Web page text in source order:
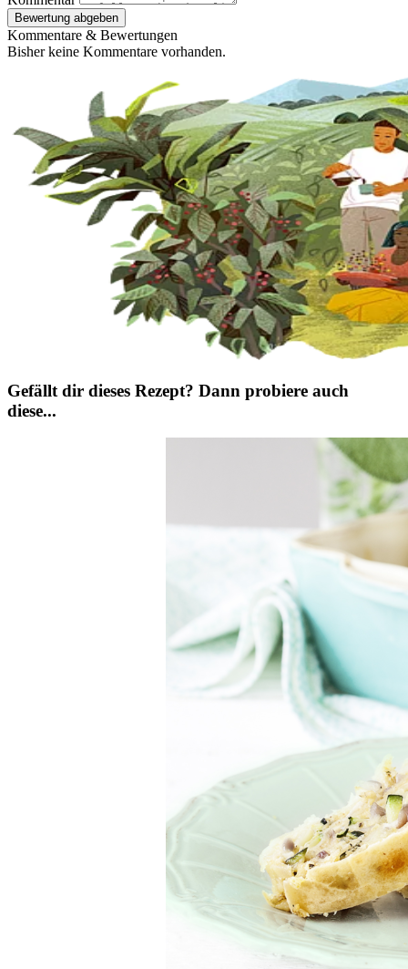
Bewertung abgeben
Kommentare & Bewertungen
Bisher keine Kommentare vorhanden.
Gefällt dir dieses Rezept? Dann probiere auch
diese...